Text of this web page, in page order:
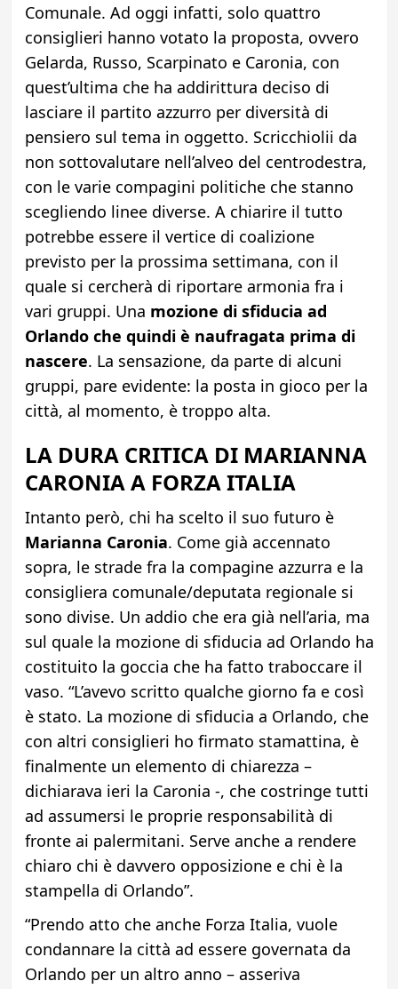
Comunale. Ad oggi infatti, solo quattro
consiglieri hanno votato la proposta, ovvero
Gelarda, Russo, Scarpinato e Caronia, con
quest’ultima che ha addirittura deciso di
lasciare il partito azzurro per diversità di
pensiero sul tema in oggetto. Scricchiolii da
non sottovalutare nell’alveo del centrodestra,
con le varie compagini politiche che stanno
scegliendo linee diverse. A chiarire il tutto
potrebbe essere il vertice di coalizione
previsto per la prossima settimana, con il
quale si cercherà di riportare armonia fra i
vari gruppi. Una mozione di sfiducia ad
Orlando che quindi è naufragata prima di
nascere. La sensazione, da parte di alcuni
gruppi, pare evidente: la posta in gioco per la
città, al momento, è troppo alta.
LA DURA CRITICA DI MARIANNA
CARONIA A FORZA ITALIA
Intanto però, chi ha scelto il suo futuro è
Marianna Caronia. Come già accennato
sopra, le strade fra la compagine azzurra e la
consigliera comunale/deputata regionale si
sono divise. Un addio che era già nell’aria, ma
sul quale la mozione di sfiducia ad Orlando ha
costituito la goccia che ha fatto traboccare il
vaso. “L’avevo scritto qualche giorno fa e così
è stato. La mozione di sfiducia a Orlando, che
con altri consiglieri ho firmato stamattina, è
finalmente un elemento di chiarezza –
dichiarava ieri la Caronia -, che costringe tutti
ad assumersi le proprie responsabilità di
fronte ai palermitani. Serve anche a rendere
chiaro chi è davvero opposizione e chi è la
stampella di Orlando”.
“Prendo atto che anche Forza Italia, vuole
condannare la città ad essere governata da
Orlando per un altro anno – asseriva